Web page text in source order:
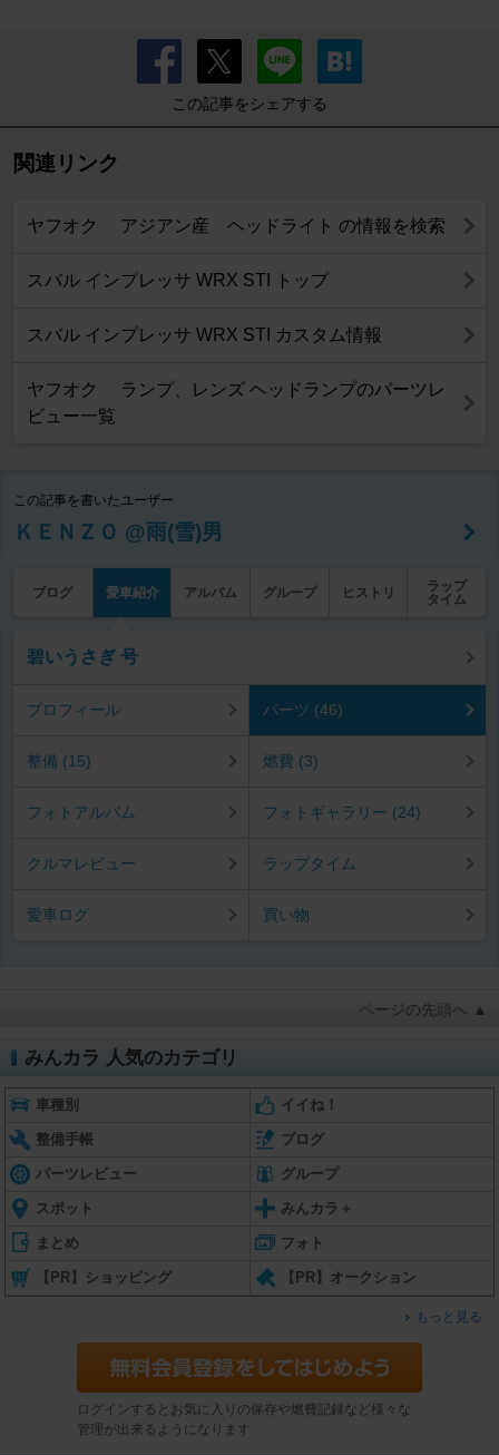
この記事をシェアする
関連リンク
ヤフオク アジアン産 ヘッドライト の情報を検索
スバル インプレッサ WRX STI トップ
スバル インプレッサ WRX STI カスタム情報
ヤフオク ランプ、レンズ ヘッドランプのパーツレ
ビュー一覧
この記事を書いたユーザー
ＫＥＮＺＯ @雨(雪)男
ブログ 愛車紹介 アルバム グループ ヒストリ
ラップ
タイム
碧いうさぎ 号
プロフィール パーツ (46)
整備 (15) 燃費 (3)
フォトアルバム フォトギャラリー (24)
クルマレビュー ラップタイム
愛車ログ 買い物
ページの先頭へ ▲
みんカラ 人気のカテゴリ
車種別 イイね！
整備手帳 ブログ
パーツレビュー グループ
スポット みんカラ＋
まとめ フォト
【PR】ショッピング 【PR】オークション
もっと見る
ログインするとお気に入りの保存や燃費記録など様々な
管理が出来るようになります